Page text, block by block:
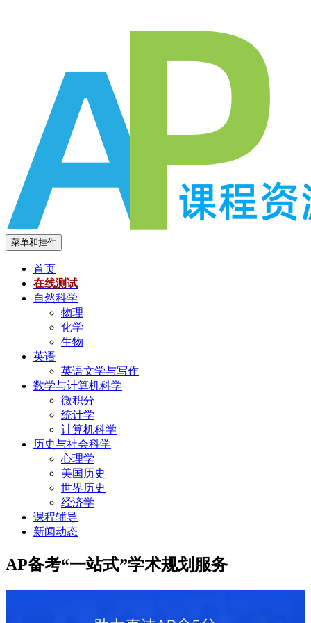
菜单和挂件
首页
在线测试
自然科学
物理
化学
生物
英语
英语文学与写作
数学与计算机科学
微积分
统计学
计算机科学
历史与社会科学
心理学
美国历史
世界历史
经济学
课程辅导
新闻动态
AP备考“一站式”学术规划服务